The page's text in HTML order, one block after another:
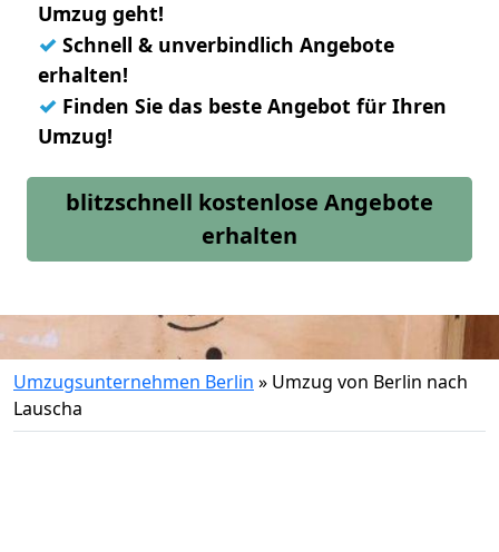
Umzug geht!
✓ Schnell & unverbindlich Angebote
erhalten!
✓ Finden Sie das beste Angebot für Ihren
Umzug!
blitzschnell kostenlose Angebote
erhalten
Umzugsunternehmen Berlin » Umzug von Berlin nach
Lauscha